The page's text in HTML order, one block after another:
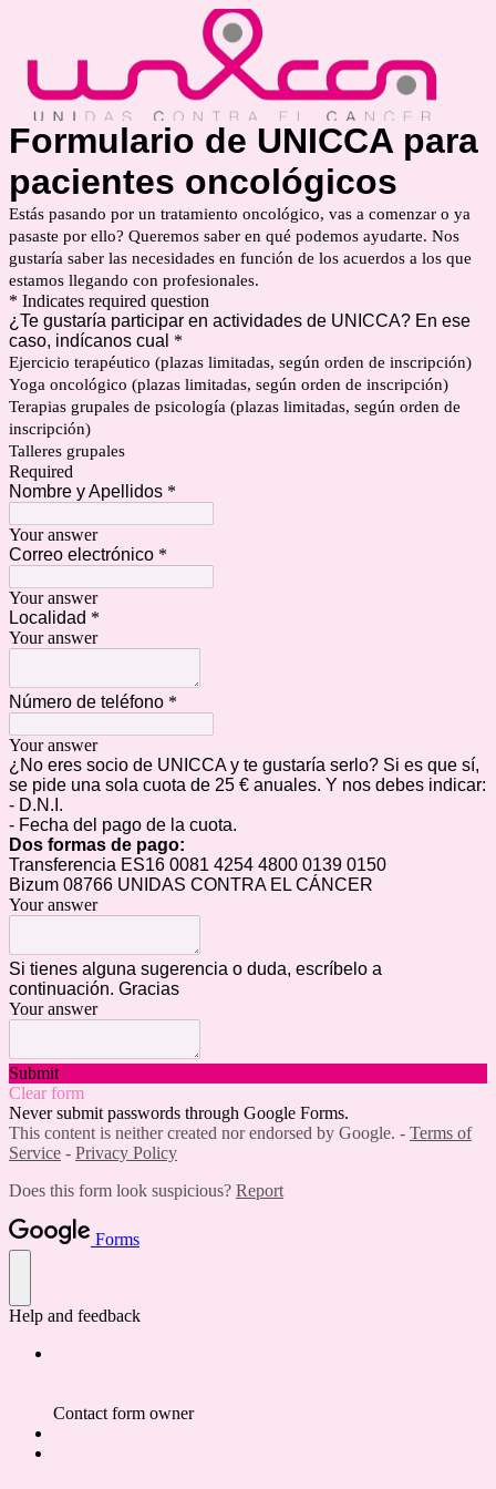
Formulario de UNICCA para
pacientes oncológicos
Estás pasando por un tratamiento oncológico, vas a comenzar o ya
pasaste por ello? Queremos saber en qué podemos ayudarte. Nos
gustaría saber las necesidades en función de los acuerdos a los que
estamos llegando con profesionales.
* Indicates required question
¿Te gustaría participar en actividades de UNICCA? En ese
caso, indícanos cual *
Ejercicio terapéutico (plazas limitadas, según orden de inscripción)
Yoga oncológico (plazas limitadas, según orden de inscripción)
Terapias grupales de psicología (plazas limitadas, según orden de
inscripción)
Talleres grupales
Required
Nombre y Apellidos *
Your answer
Correo electrónico *
Your answer
Localidad *
Your answer
Número de teléfono *
Your answer
¿No eres socio de UNICCA y te gustaría serlo? Si es que sí,
se pide una sola cuota de 25 € anuales. Y nos debes indicar:
- D.N.I.
- Fecha del pago de la cuota.
Dos formas de pago:
Transferencia ES16 0081 4254 4800 0139 0150
Bizum 08766 UNIDAS CONTRA EL CÁNCER
Your answer
Si tienes alguna sugerencia o duda, escríbelo a
continuación. Gracias
Your answer
Submit
Clear form
Never submit passwords through Google Forms.
This content is neither created nor endorsed by Google. - Terms of
Service - Privacy Policy
Does this form look suspicious? Report
Forms
Help and feedback
Contact form owner